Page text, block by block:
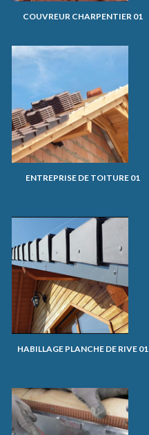
COUVREUR CHARPENTIER 01
ENTREPRISE DE TOITURE 01
HABILLAGE PLANCHE DE RIVE 01